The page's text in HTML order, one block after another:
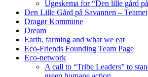
Ugeskema for “Den lille gård
Den Lille Gård på Savannen – Teamet
Dragør Kommune
Dream
Earth, farming and what we eat
Eco-Friends Founding Team Page
Eco-network
A call to “Tribe Leaders” to